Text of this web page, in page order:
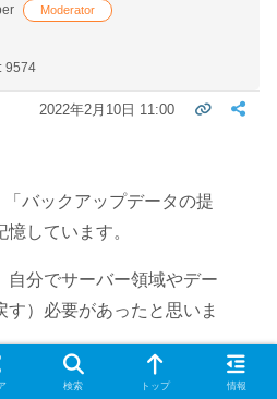
Moderator
9574
2022年2月10日 11:00
バックアップデータの提
しています。
自分でサーバー領域やデー
す）必要があったと思いま
検索 トップ 情報